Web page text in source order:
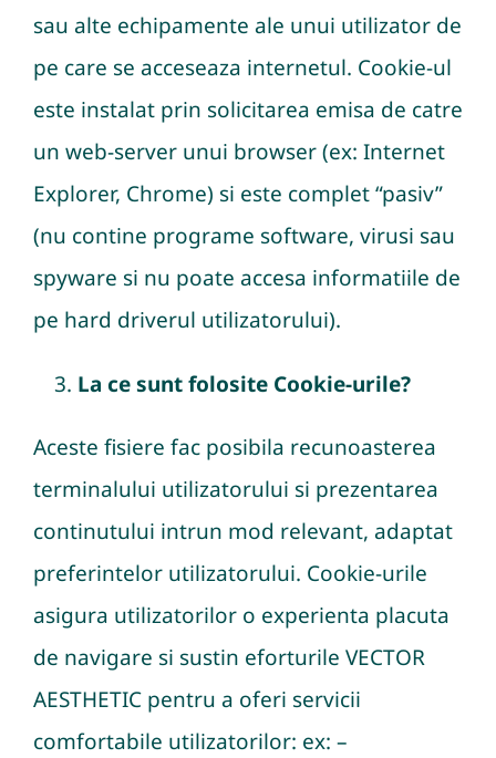
sau alte echipamente ale unui utilizator de
pe care se acceseaza internetul. Cookie-ul
este instalat prin solicitarea emisa de catre
un web-server unui browser (ex: Internet
Explorer, Chrome) si este complet “pasiv”
(nu contine programe software, virusi sau
spyware si nu poate accesa informatiile de
pe hard driverul utilizatorului).
La ce sunt folosite Cookie-urile?
Aceste fisiere fac posibila recunoasterea
terminalului utilizatorului si prezentarea
continutului intrun mod relevant, adaptat
preferintelor utilizatorului. Cookie-urile
asigura utilizatorilor o experienta placuta
de navigare si sustin eforturile VECTOR
AESTHETIC pentru a oferi servicii
comfortabile utilizatorilor: ex: –